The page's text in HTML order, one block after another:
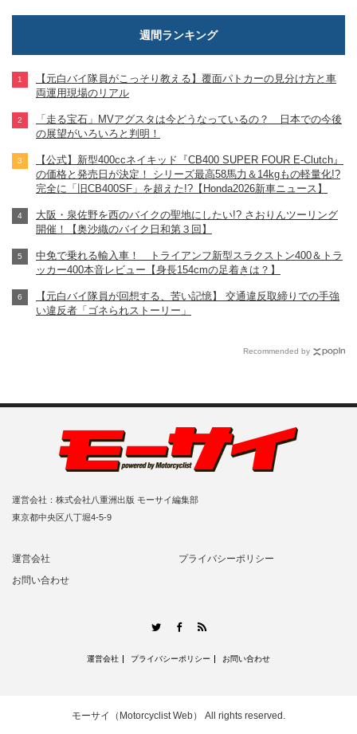
週間ランキング
【元白バイ隊員がこっそり教える】覆面パトカーの見分け方と車
両運用現場のリアル
「走る宝石」MVアグスタは今どうなっているの？ 日本での今後
の展望がいろいろと判明！
【公式】新型400ccネイキッド『CB400 SUPER FOUR E-Clutch』
の価格と発売日が決定！ シリーズ最高58馬力＆14kgもの軽量化!?
完全に「旧CB400SF」を超えた!?【Honda2026新車ニュース】
大阪・泉佐野を西のバイクの聖地にしたい!? さおりんツーリング
開催！【奥沙織のバイク日和第３回】
中免で乗れる輸入車！ トライアンフ新型スラクストン400＆トラ
ッカー400本音レビュー【身長154cmの足着きは？】
【元白バイ隊員が回想する、苦い記憶】 交通違反取締りでの手強
い違反者「ゴネられストーリー」
Recommended by
運営会社：株式会社八重洲出版 モーサイ編集部
東京都中央区八丁堀4-5-9
運営会社
プライバシーポリシー
お問い合わせ
TwitterFacebook
運営会社 プライバシーポリシー お問い合わせ
モーサイ（Motorcyclist Web） All rights reserved.